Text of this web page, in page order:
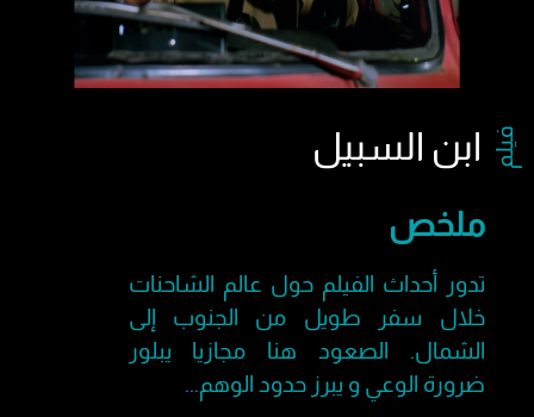
فيلم ابن السبيل
ملخص
تدور أحداث الفيلم حول عالم الشاحنات
خلال سفر طويل من الجنوب إلى
الشمال. الصعود هنا مجازيا يبلور
ضرورة الوعي و يبرز حدود الوهم...